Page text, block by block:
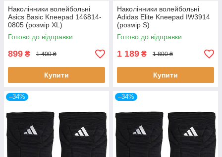
Наколінники волейбольні
Asics Basic Kneepad 146814-
0805 (розмір XL)
Готово до відправки
899 ₴ 1 400 ₴
Купити
Наколінники волейбольні
Adidas Elite Kneepad IW3914
(розмір S)
Готово до відправки
1 189 ₴ 1 800 ₴
Купити
–34% –34%